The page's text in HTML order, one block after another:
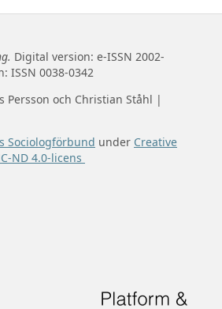
Digital version: e-ISSN 2002-
ISSN 0038-0342
Persson och Christian Ståhl |
Sociologförbund under Creative
ND 4.0-licens